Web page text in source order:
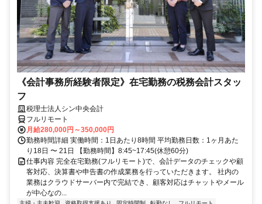
《会計事務所経験者限定》在宅勤務の税務会計スタッ
フ
税理士法人シン中央会計
フルリモート
月給280,000円～350,000円
勤務時間詳細 実働時間：1日あたり8時間 平均勤務日数：1ヶ月あた
り18日 〜 21日 【勤務時間】8:45~17:45(休憩60分)
仕事内容 完全在宅勤務(フルリモート)で、会計データのチェックや顧
客対応、決算書や申告書の作成業務を行っていただきます。 社内の
業務はクラウドサーバー内で完結でき、顧客対応はチャットやメール
が中心なの...